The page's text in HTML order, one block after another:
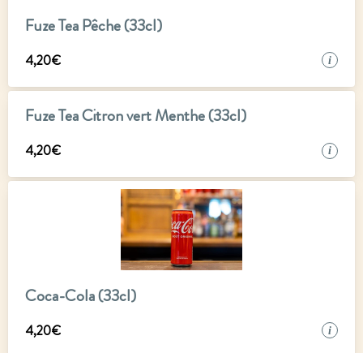
Fuze Tea Pêche (33cl)
4,20€ i
Fuze Tea Citron vert Menthe (33cl)
4,20€ i
Coca-Cola (33cl)
4,20€ i